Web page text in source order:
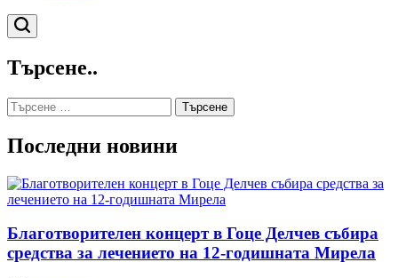
Търсене
Търсене..
Търсене
за:
Последни новини
Благотворителен концерт в Гоце Делчев събира
средства за лечението на 12-годишната Мирела